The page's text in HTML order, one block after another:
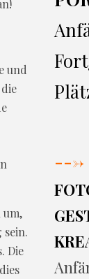
und
um,
sein.
Die
--->